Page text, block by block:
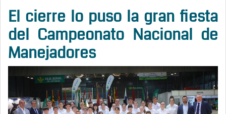
El cierre lo puso la gran fiesta
del Campeonato Nacional de
Manejadores